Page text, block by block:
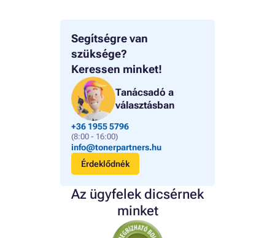
Segítségre van
szüksége?
Keressen minket!
Tanácsadó a
választásban
+36 1955 5796
(8:00 - 16:00)
info@tonerpartners.hu
Érdeklődnék
Az ügyfelek dicsérnek
minket